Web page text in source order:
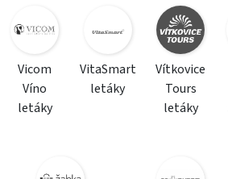
Vicom
Víno
letáky
VitaSmart
letáky
Vítkovice
Tours
letáky